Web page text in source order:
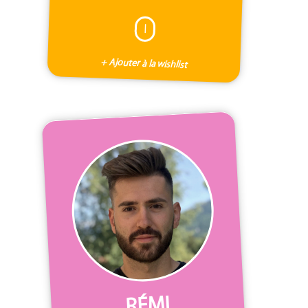
I
+ Ajouter à la wishlist